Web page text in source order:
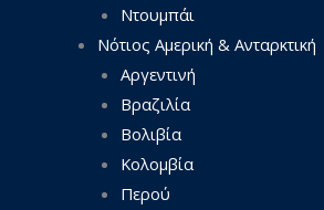
Ντουμπάι
Νότιος Αμερική & Ανταρκτική
Αργεντινή
Βραζιλία
Βολιβία
Κολομβία
Περού